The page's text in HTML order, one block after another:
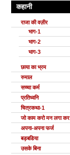
कहानी
राजा की वज़ीर
भाग-1
भाग-2
भाग-3
छाया का भ्रम
रुमाल
सच्चा कर्म
प्रतिध्वनि
चित्रकथा-1
जो काम करो मन लगा कर
अपना-अपना फर्ज
बड़बडिया
उसके बिना